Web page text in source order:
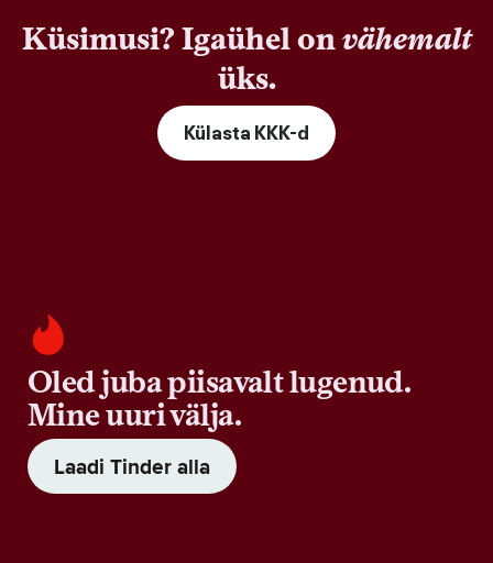
Küsimusi? Igaühel onvähemalt
üks.
Külasta KKK-d
Oled juba piisavalt lugenud.
Mine uuri välja.
Laadi Tinder alla